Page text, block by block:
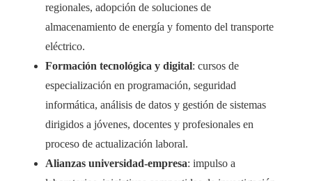
regionales, adopción de soluciones de
almacenamiento de energía y fomento del transporte
eléctrico.
Formación tecnológica y digital: cursos de
especialización en programación, seguridad
informática, análisis de datos y gestión de sistemas
dirigidos a jóvenes, docentes y profesionales en
proceso de actualización laboral.
Alianzas universidad-empresa: impulso a